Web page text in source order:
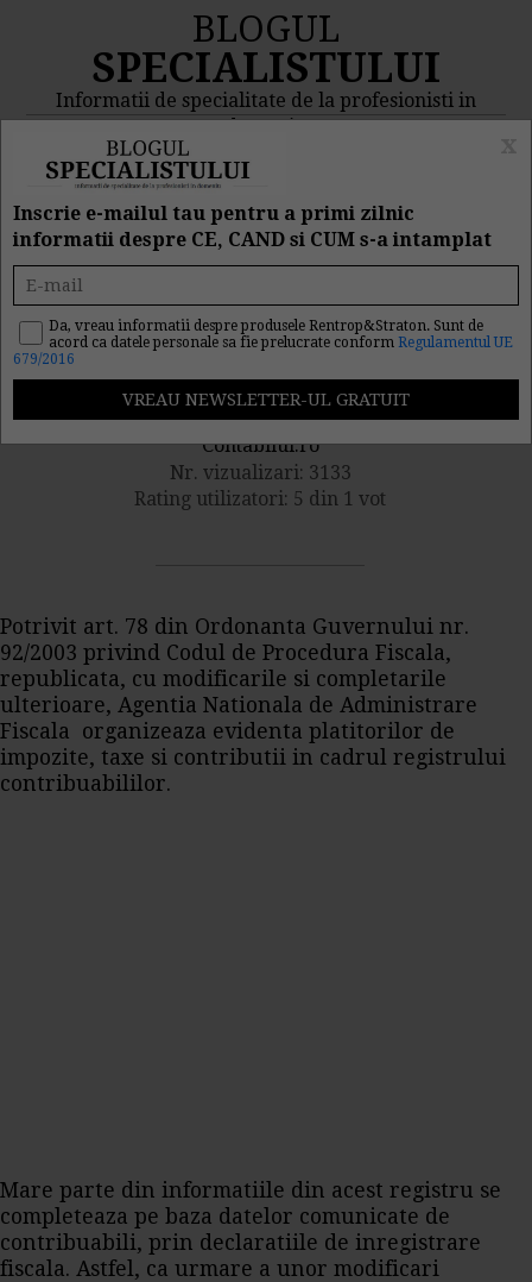
BLOGUL
SPECIALISTULUI
Informatii de specialitate de la profesionisti in
domeniu
MENIU
ANAF modifica
formularele 010 si 030
Publicat de catre
Contabilul.ro
Nr. vizualizari: 3133
Rating utilizatori: 5 din 1 vot
Potrivit art. 78 din Ordonanta Guvernului nr.
92/2003 privind Codul de Procedura Fiscala,
republicata, cu modificarile si completarile
ulterioare, Agentia Nationala de Administrare
Fiscala organizeaza evidenta platitorilor de
impozite, taxe si contributii in cadrul registrului
contribuabililor.
Mare parte din informatiile din acest registru se
completeaza pe baza datelor comunicate de
contribuabili, prin declaratiile de inregistrare
fiscala. Astfel, ca urmare a unor modificari
Inscrie e-mailul tau pentru a primi zilnic
informatii despre CE, CAND si CUM s-a intamplat
Da, vreau informatii despre produsele Rentrop&Straton. Sunt de
acord ca datele personale sa fie prelucrate conform Regulamentul UE
679/2016